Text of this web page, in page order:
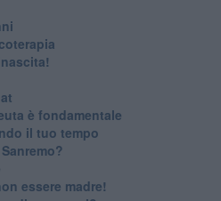
è fondamentale
il tuo tempo
essere madre!